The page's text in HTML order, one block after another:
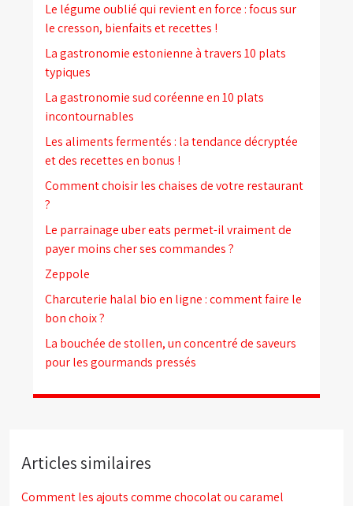
Le légume oublié qui revient en force : focus sur
le cresson, bienfaits et recettes !
La gastronomie estonienne à travers 10 plats
typiques
La gastronomie sud coréenne en 10 plats
incontournables
Les aliments fermentés : la tendance décryptée
et des recettes en bonus !
Comment choisir les chaises de votre restaurant
?
Le parrainage uber eats permet-il vraiment de
payer moins cher ses commandes ?
Zeppole
Charcuterie halal bio en ligne : comment faire le
bon choix ?
La bouchée de stollen, un concentré de saveurs
pour les gourmands pressés
Articles similaires
Comment les ajouts comme chocolat ou caramel